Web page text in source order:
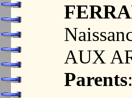
AUX
Parents: